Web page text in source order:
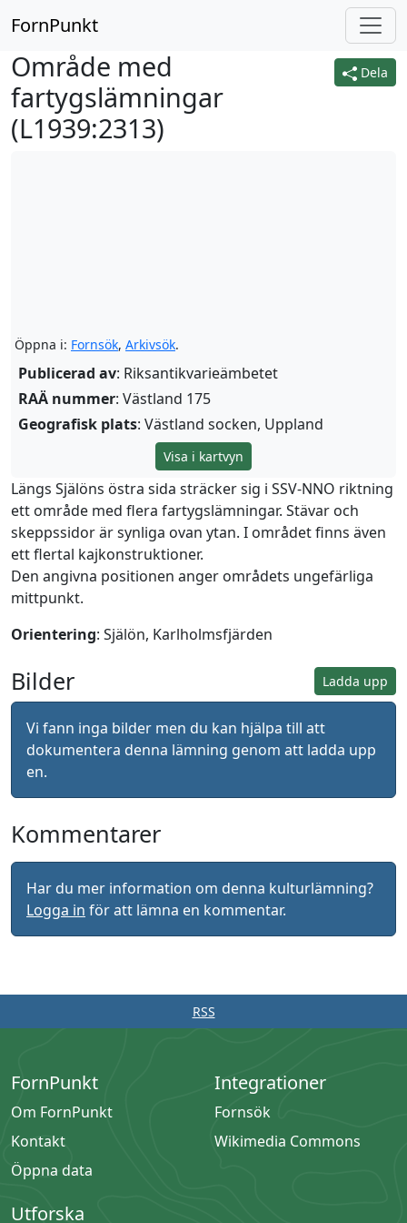
FornPunkt
Dela
Område med
fartygslämningar
(L1939:2313)
Öppna i: Fornsök, Arkivsök.
Publicerad av: Riksantikvarieämbetet
RAÄ nummer: Västland 175
Geografisk plats: Västland socken, Uppland
Visa i kartvyn
Längs Själöns östra sida sträcker sig i SSV-NNO riktning
ett område med flera fartygslämningar. Stävar och
skeppssidor är synliga ovan ytan. I området finns även
ett flertal kajkonstruktioner.
Den angivna positionen anger områdets ungefärliga
mittpunkt.
Orientering: Själön, Karlholmsfjärden
Ladda upp
Bilder
Vi fann inga bilder men du kan hjälpa till att
dokumentera denna lämning genom att ladda upp
en.
Kommentarer
Har du mer information om denna kulturlämning?
Logga in för att lämna en kommentar.
RSS
FornPunkt
Om FornPunkt
Kontakt
Öppna data
Integrationer
Fornsök
Wikimedia Commons
Utforska